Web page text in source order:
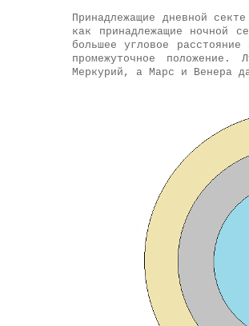
Принадлежащие дневной
как принадлежащие ночной
большее угловое
промежуточное
Меркурий, а Марс и Венера